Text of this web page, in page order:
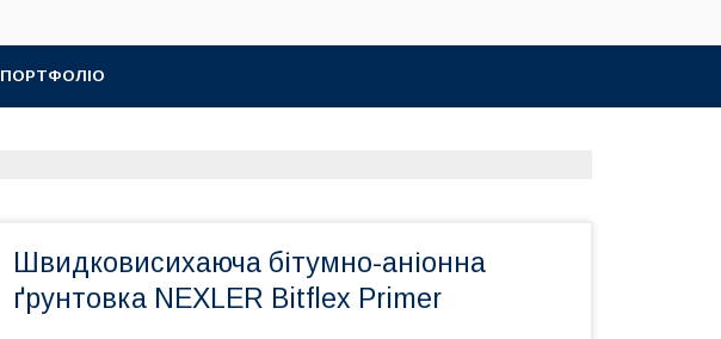
ПОРТФОЛІО
Швидковисихаюча бітумно-аніонна
ґрунтовка NEXLER Bitflex Primer